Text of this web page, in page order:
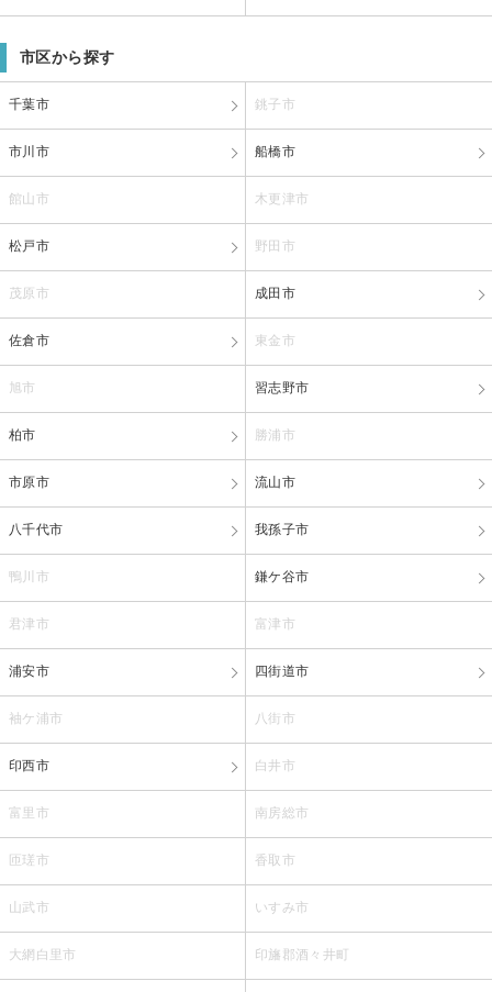
市区から探す
千葉市 銚子市
市川市 船橋市
館山市 木更津市
松戸市 野田市
茂原市 成田市
佐倉市 東金市
旭市 習志野市
柏市 勝浦市
市原市 流山市
八千代市 我孫子市
鴨川市 鎌ケ谷市
君津市 富津市
浦安市 四街道市
袖ケ浦市 八街市
印西市 白井市
富里市 南房総市
匝瑳市 香取市
山武市 いすみ市
大網白里市 印旛郡酒々井町